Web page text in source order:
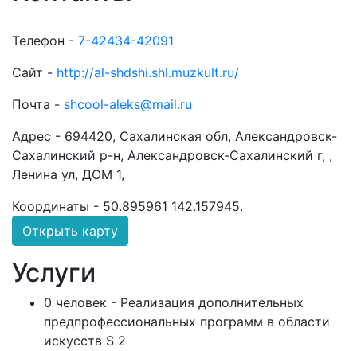
Телефон - 7-42434-42091
Сайт - http://al-shdshi.shl.muzkult.ru/
Почта - shcool-aleks@mail.ru
Адрес - 694420, Сахалинская обл, Александровск-
Сахалинский р-н, Александровск-Сахалинский г, ,
Ленина ул, ДОМ 1,
Координаты - 50.895961 142.157945.
Открыть карту
Услуги
0 человек - Реализация дополнительных
предпрофессиональных программ в области
искусств S 2